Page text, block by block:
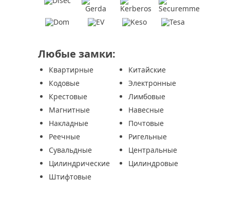
Любые замки:
Квартирные
Китайские
Кодовые
Электронные
Крестовые
Лимбовые
Магнитные
Навесные
Накладные
Почтовые
Реечные
Ригельные
Сувальдные
Центральные
Цилиндрические
Цилиндровые
Штифтовые